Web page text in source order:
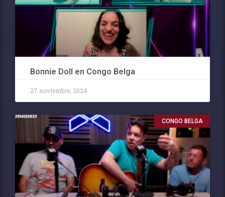
Bonnie Doll en Congo Belga
27 noviembre, 2024
CONGO BELGA